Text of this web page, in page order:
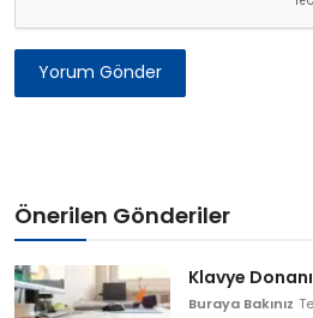
Yorum Gönder
Önerilen Gönderiler
Klavye
Buraya Bakınız